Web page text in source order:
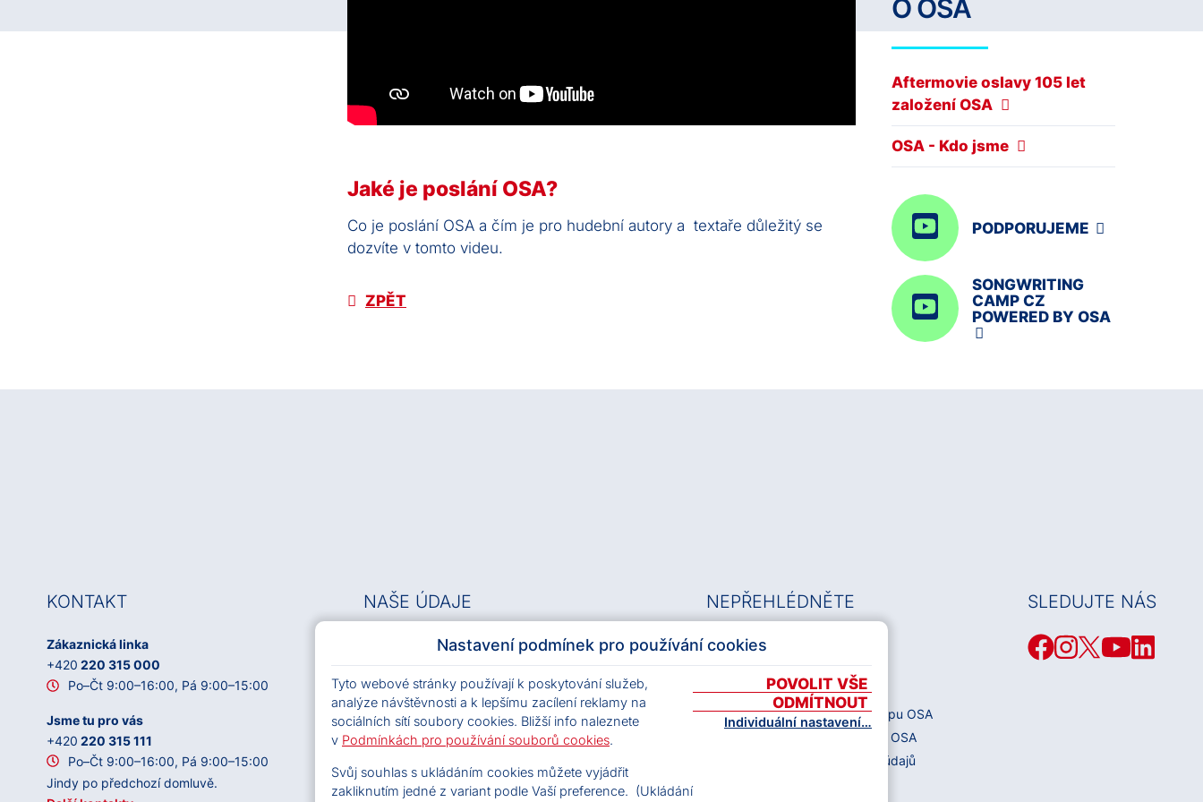
Nastavení podmínek pro používání cookies
Tyto webové stránky používají k poskytování služeb,
analýze návštěvnosti a k lepšímu zacílení reklamy na
sociálních sítí soubory cookies. Bližší info naleznete
v Podmínkách pro používání souborů cookies.
Svůj souhlas s ukládáním cookies můžete vyjádřit
zakliknutím jedné z variant podle Vaší preference. (Ukládání
POVOLIT VŠE
ODMÍTNOUT
Individuální nastavení…
Jaké je poslání OSA?
Co je poslání OSA a čím je pro hudební autory a textaře důležitý se
dozvíte v tomto videu.
ZPĚT
O OSA
Aftermovie oslavy 105 let
založení OSA
OSA - Kdo jsme
PODPORUJEME
SONGWRITING
CAMP CZ
POWERED BY OSA
KONTAKT
Zákaznická linka
+420 220 315 000
Po–Čt 9:00–16:00, Pá 9:00–15:00
Jsme tu pro vás
+420 220 315 111
Po–Čt 9:00–16:00, Pá 9:00–15:00
Jindy po předchozí domluvě.
NAŠE ÚDAJE
IČO: 63839997|DIČ: CZ63839997
ID DS: 9wuieau
Sídlo:
Čs. armády 786/20, 160 56 Praha 6
Bělehradská 222/128, 120 00 Praha 2
NEPŘEHLÉDNĚTE
Databáze hudebních děl
Archiv OSA
Kariéra
Všeobecné podmínky e-shopu OSA
Licenční podmínky e-shopu OSA
Pravidla ochrany osobních údajů
SLEDUJTE NÁS